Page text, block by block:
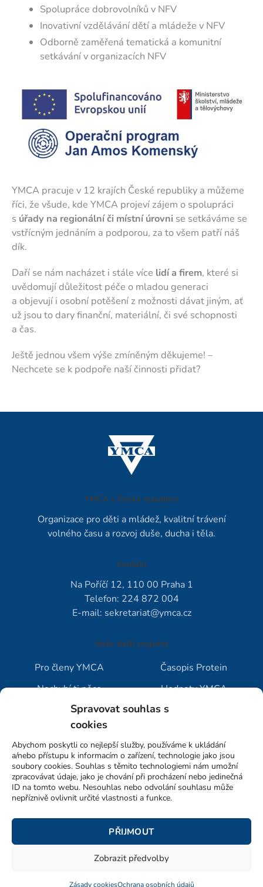
Spravovat souhlas s
cookies
Abychom poskytli co nejlepší služby, používáme k ukládání
a/nebo přístupu k informacím o zařízení, technologie jako jsou
soubory cookies. Souhlas s těmito technologiemi nám umožní
zpracovávat údaje, jako je chování při procházení nebo jedinečná
ID na tomto webu. Nesouhlas nebo odvolání souhlasu může
nepříznivě ovlivnit určité vlastnosti a funkce.
PŘIJMOUT
Zobrazit předvolby
Zásady cookiesOchrana osobních údajů
Spolupráce dobrovolníků v NFV
Inovativní vzdělávání dětí a mládeže v NFV
Odborně zaměřená tematická a komunitní
setkávání v organizacích NFV
YMCA pracuje v 12 krajích České republiky a můžeme
říci, že všude, kde YMCA projeví zájem o spolupráci
s úřady na regionální či místní úrovni se setkáváme se
vstřícným jednáním a podporou, za to všem patří náš
dík.
Daří se nám nacházet i stále více lidí a firem, které si
uvědomují důležitost péče o mladou generaci
a objevují i osobní potěšení z možnosti dávat jiným, ať
už jsou to dary finanční, materiální, či své schopnosti
a čas.
Ještě jednou všem výše zmíněným děkujeme! –
Nechcete se k podpoře naší činnosti přidat?
YMCA v České republice
Organizace pro děti a mládež, kvalitní trávení
volného času a rozvoj duše, ducha i těla.
Kontakt
Na Poříčí 12, 110 00 Praha 1
Telefon: 224 872 004
E-mail: sekretariat@ymca.cz
Naše další projekty
Pro členy YMCA
Nechybí ti něco
Jak vybrat tábor
Časopis Protein
Hodnoty YMCA
Blog YMCA
© 2023-26 YMCA v České republice
Ochrana osobních údajů
Zásady cookies